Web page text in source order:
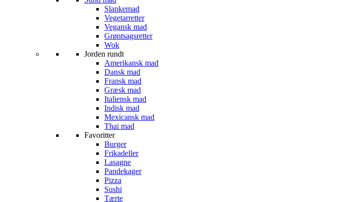
Slankemad
Vegetarretter
Vegansk mad
Grøntsagsretter
Wok
Jorden rundt
Amerikansk mad
Dansk mad
Fransk mad
Græsk mad
Italiensk mad
Indisk mad
Mexicansk mad
Thai mad
Favoritter
Burger
Frikadeller
Lasagne
Pandekager
Pizza
Sushi
Tærte